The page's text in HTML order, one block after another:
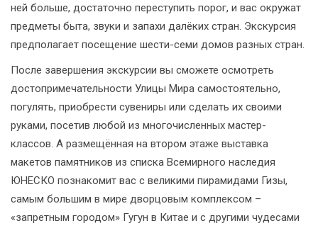
ней больше, достаточно переступить порог, и вас окружат
предметы быта, звуки и запахи далёких стран. Экскурсия
предполагает посещение шести-семи домов разных стран.
После завершения экскурсии вы сможете осмотреть
достопримечательности Улицы Мира самостоятельно,
погулять, приобрести сувениры или сделать их своими
руками, посетив любой из многочисленных мастер-
классов. А размещённая на втором этаже выставка
макетов памятников из списка Всемирного наследия
ЮНЕСКО познакомит вас с великими пирамидами Гизы,
самым большим в мире дворцовым комплексом –
«запретным городом» Гугун в Китае и с другими чудесами